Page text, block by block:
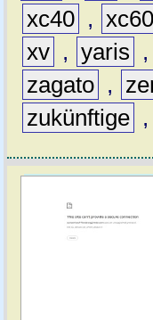
xc40 , xc60
xv , yaris ,
zagato ,
zukünftige ,